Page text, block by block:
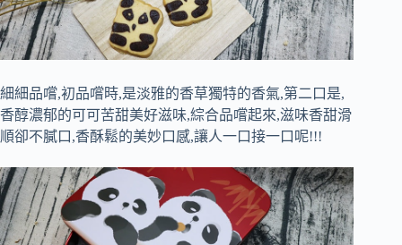
細細品嚐,初品嚐時,是淡雅的香草獨特的香氣,第二口是,
香醇濃郁的可可苦甜美好滋味,綜合品嚐起來,滋味香甜滑
順卻不膩口,香酥鬆的美妙口感,讓人一口接一口呢!!!